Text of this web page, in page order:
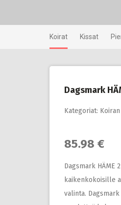
Koirat Kissat
Dagsmark
Kategoriat:
85.98 €
Dagsmark HÄME
kaikenkokoisille
valinta.